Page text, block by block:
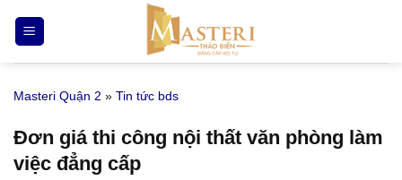
qua
nội
Masteri Quận 2 » Tin tức bds
Đơn giá thi công nội thất văn phòng làm
việc đẳng cấp